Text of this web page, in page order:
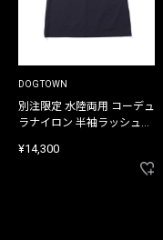
DOGTOWN
別注限定 水陸両用 コーデュ
ラナイロン 半袖ラッシュガ
¥14,300